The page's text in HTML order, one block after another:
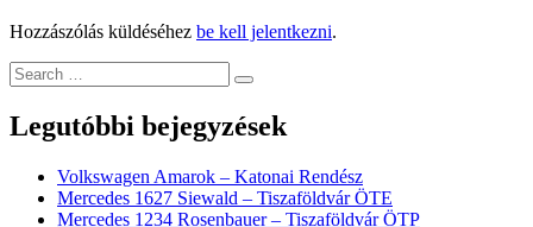
Hozzászólás küldéséhez be kell jelentkezni.
Legutóbbi bejegyzések
Volkswagen Amarok – Katonai Rendész
Mercedes 1627 Siewald – Tiszaföldvár ÖTE
Mercedes 1234 Rosenbauer – Tiszaföldvár ÖTP